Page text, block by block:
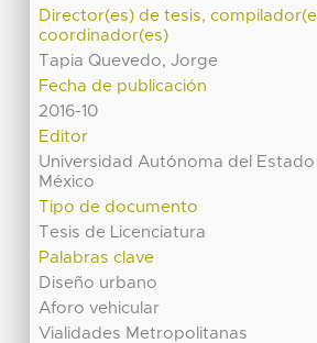
Director(es) de tesis,
coordinador(es)
Tapia Quevedo, Jorge
Fecha de publicación
2016-10
Editor
Universidad Autónoma del
México
Tipo de documento
Tesis de Licenciatura
Palabras clave
Diseño urbano
Aforo vehicular
Vialidades Metropolitanas